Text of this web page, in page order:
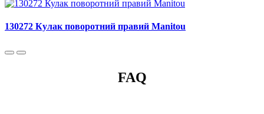
130272 Кулак поворотний правий Manitou
FAQ